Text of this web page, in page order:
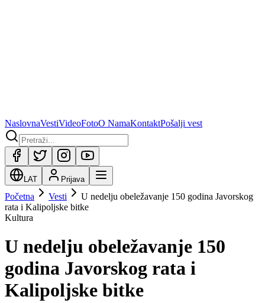
NaslovnaVestiVideoFotoO NamaKontaktPošalji vest
LAT Prijava
Početna Vesti
U nedelju obeležavanje 150 godina Javorskog
rata i Kalipoljske bitke
Kultura
U nedelju obeležavanje 150
godina Javorskog rata i
Kalipoljske bitke